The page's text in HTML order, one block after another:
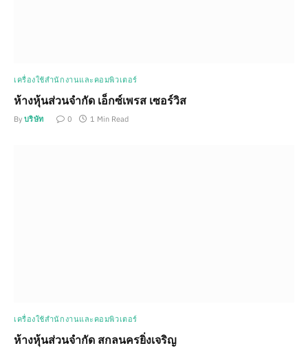
เครื่องใช้สำนักงานและคอมพิวเตอร์
ห้างหุ้นส่วนจำกัด เอ็กซ์เพรส เซอร์วิส
By บริษัท 0 1 Min Read
เครื่องใช้สำนักงานและคอมพิวเตอร์
ห้างหุ้นส่วนจำกัด สกลนครยิ่งเจริญ